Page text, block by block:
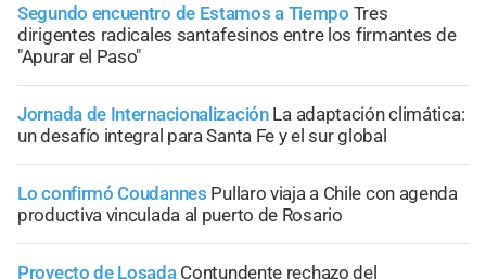
Segundo encuentro de Estamos a Tiempo Tres
dirigentes radicales santafesinos entre los firmantes de
"Apurar el Paso"
Jornada de Internacionalización La adaptación climática:
un desafío integral para Santa Fe y el sur global
Lo confirmó Coudannes Pullaro viaja a Chile con agenda
productiva vinculada al puerto de Rosario
Proyecto de Losada Contundente rechazo del